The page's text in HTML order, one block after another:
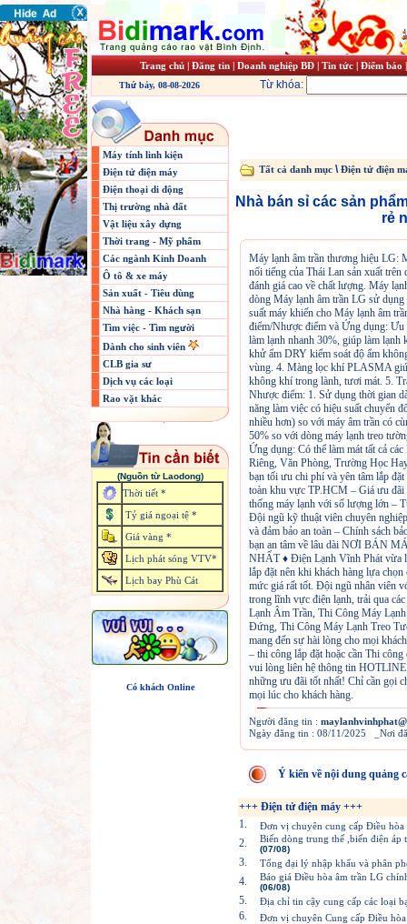
Trang chủ|Đăng tin|Doanh nghiệp BĐ|Tin tức|Điểm báo
Thứ bảy, 08-08-2026 Từ khóa:
Máy tính linh kiện
Điện tử điện máy
Điện thoại di động
Thị trường nhà đất
Vật liệu xây dựng
Thời trang - Mỹ phẩm
Các ngành Kinh Doanh
Ô tô & xe máy
Sản xuất - Tiêu dùng
Nhà hàng - Khách sạn
Tìm việc - Tìm người
Dành cho sinh viên
CLB gia sư
Dịch vụ các loại
Rao vặt khác
(Nguồn từ Laodong)
Thời tiết *
Tỷ giá ngoại tệ *
Giá vàng *
Lịch phát sóng VTV*
Lịch bay Phù Cát
Có khách Online
Tất cả danh mục \Điện tử điện
Nhà bán sỉ các sản
rẻ
Máy lạnh âm trần thương hiệu LG:
nổi tiếng của Thái Lan sản xuất
đánh giá cao về chất lượng. Máy
dòng Máy lạnh âm trần LG sử
suất máy khiến cho Máy lạnh âm
điểm/Nhược điểm và Ứng dụng:
làm lạnh nhanh 30%, giúp làm lạnh
khử ẩm DRY kiểm soát độ ẩm
vùng. 4. Màng lọc khí PLASMA
không khí trong lành, tươi mát. 5.
Nhược điểm: 1. Sử dụng thời gian
năng làm việc có hiệu suất chuyển
nhiều hơn) so với máy âm trần có
50% so với dòng máy lạnh treo
Ứng dụng: Có thể làm mát tất cả
Riêng, Văn Phòng, Trường Học
bạn tối ưu chi phí và yên tâm lắp
toàn khu vực TP.HCM – Giá ưu đãi
thống máy lạnh với số lượng lớn –
Đội ngũ kỹ thuật viên chuyên
và đảm bảo an toàn – Chính sách
bạn an tâm về lâu dài NƠI BÁN
NHẤT ♦ Điện Lạnh Vĩnh Phát vừa
lắp đặt nên khi khách hàng lựa
mức giá rất tốt. Đội ngũ nhân viên
trong lĩnh vực điện lạnh, trải qua
Lạnh Âm Trần, Thi Công Máy
Đứng, Thi Công Máy Lạnh Treo
mang đến sự hài lòng cho mọi
– thi công lắp đặt hoặc cần Thi
vui lòng liên hệ thông tin
những ưu đãi tốt nhất! Chỉ cần gọi
mọi lúc cho khách hàng.
Người đăng tin :
Ngày đăng tin : 08/11/2025 _Nơi
Ý kiến về nội dung quảng
+++ Điện tử điện máy +++
1.
Đơn vị chuyên cung cấp Điều
2. Biến dòng trung thế ,biến điện áp
(07/08)
3. Tổng đại lý nhập khẩu và phân
4. Báo giá Điều hòa âm trần LG
(06/08)
5. Địa chỉ tin cậy cung cấp các loại
6. Đơn vị chuyên Cung cấp Điều